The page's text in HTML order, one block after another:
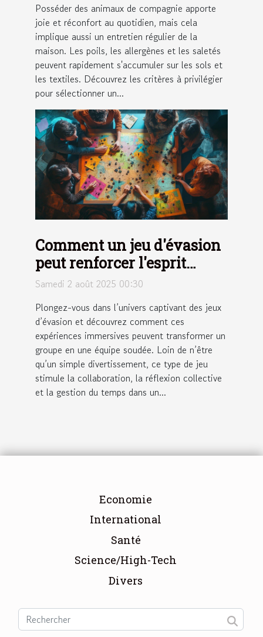
Posséder des animaux de compagnie apporte
joie et réconfort au quotidien, mais cela
implique aussi un entretien régulier de la
maison. Les poils, les allergènes et les saletés
peuvent rapidement s'accumuler sur les sols et
les textiles. Découvrez les critères à privilégier
pour sélectionner un...
Comment un jeu d'évasion
peut renforcer l'esprit
d'équipe ?
Samedi 2 août 2025 00:30
Plongez-vous dans l’univers captivant des jeux
d’évasion et découvrez comment ces
expériences immersives peuvent transformer un
groupe en une équipe soudée. Loin de n’être
qu’un simple divertissement, ce type de jeu
stimule la collaboration, la réflexion collective
et la gestion du temps dans un...
Economie
International
Santé
Science/High-Tech
Divers